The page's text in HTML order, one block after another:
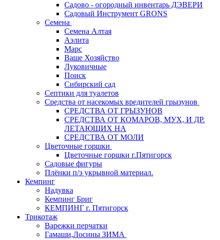
Садово - огородный инвентарь ДЭВЕРИ
Садовый Инструмент GRONS
Семена
Семена Алтая
Аэлита
Марс
Ваше Хозяйство
Луковичные
Поиск
Сибирский сад
Септики для туалетов
Средства от насекомых вредителей грызунов
СPEДСТВА ОТ ГРЫЗУНОВ
СРЕДСТВА ОТ КОМАРОВ, МУХ, И ДР.
ЛЕТАЮЩИХ НА
СРЕДСТВА ОТ МОЛИ
Цветочные горшки
Цветочные горшки г.Пятигорск
Садовые фигуры
Плёнки п/э укрывной материал.
Кемпинг
Надувка
Кемпинг Бриг
КЕМПИНГ г. Пятигорск
Трикотаж
Варежки перчатки
Гамаши,Лосины ЗИМА